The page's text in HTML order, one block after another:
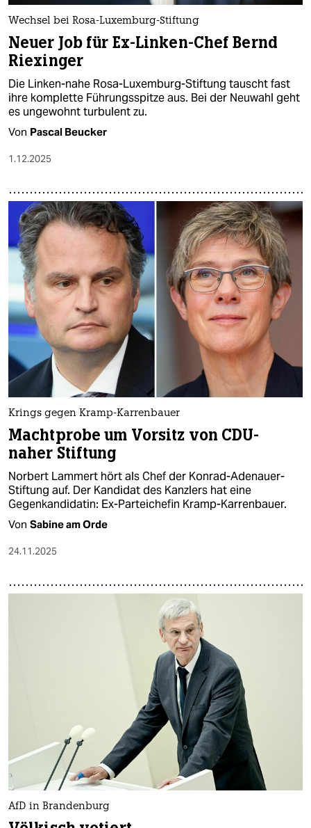
Wechsel bei Rosa-Luxemburg-Stiftung
Neuer Job für Ex-Linken-Chef Bernd
Riexinger
Die Linken-nahe Rosa-Luxemburg-Stiftung tauscht fast
ihre komplette Führungsspitze aus. Bei der Neuwahl geht
es ungewohnt turbulent zu.
Von Pascal Beucker
1.12.2025
Krings gegen Kramp-Karrenbauer
Machtprobe um Vorsitz von CDU-
naher Stiftung
Norbert Lammert hört als Chef der Konrad-Adenauer-
Stiftung auf. Der Kandidat des Kanzlers hat eine
Gegenkandidatin: Ex-Parteichefin Kramp-Karrenbauer.
Von Sabine am Orde
24.11.2025
AfD in Brandenburg